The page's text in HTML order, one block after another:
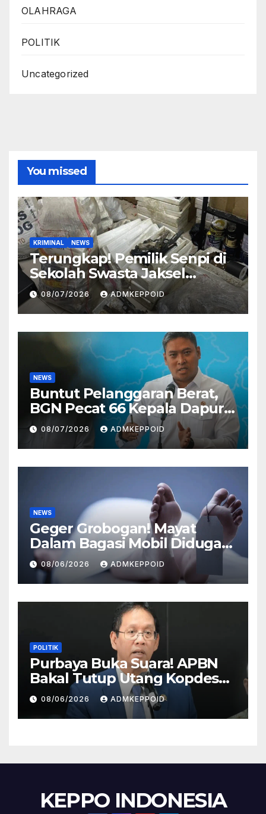
OLAHRAGA
POLITIK
Uncategorized
You missed
KRIMINAL NEWS
Terungkap! Pemilik Senpi di
Sekolah Swasta Jaksel
Ternyata Direktur
Perusahaan Airsoft Gun
Impor
08/07/2026 ADMKEPPOID
NEWS
Buntut Pelanggaran Berat,
BGN Pecat 66 Kepala Dapur
MBG dan Ungkap Alasannya
08/07/2026 ADMKEPPOID
NEWS
Geger Grobogan! Mayat
Dalam Bagasi Mobil Diduga
Terkait Hilangnya Bos Konter
HP
08/06/2026 ADMKEPPOID
POLITIK
Purbaya Buka Suara! APBN
Bakal Tutup Utang Kopdes
Rp 240 Triliun, Cicilan Rp 40
Triliun per Tahun
08/06/2026 ADMKEPPOID
KEPPO INDONESIA